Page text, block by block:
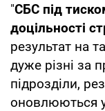
"СБС під
доцільності
результат на
дуже різні за
підрозділи,
оновлюються